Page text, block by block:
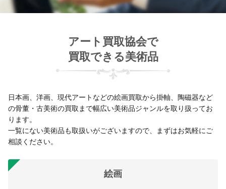
アート買取協会で
買取できる美術品
日本画、洋画、現代アートなどの絵画買取から掛軸、陶磁器など
の骨董・古美術の買取まで幅広い美術品ジャンルを取り扱ってお
ります。
一覧にない美術品も取扱いがございますので、まずはお気軽にご
相談ください。
絵画